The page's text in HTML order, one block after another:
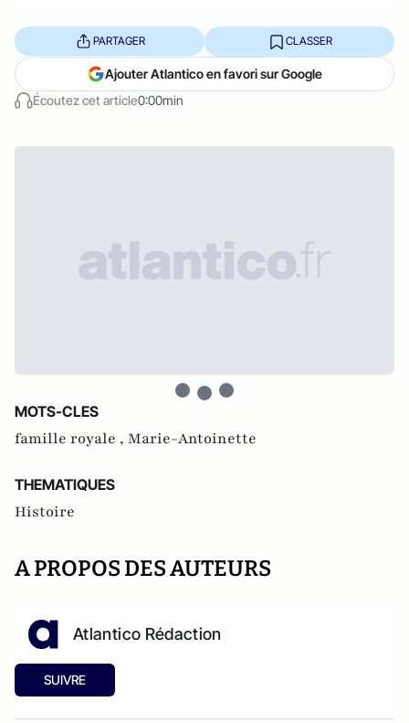
Écoutez cet article0:00min
PARTAGER CLASSER
Ajouter Atlantico en favori sur Google
MOTS-CLES
famille royale , Marie-Antoinette
THEMATIQUES
Histoire
A PROPOS DES AUTEURS
Atlantico Rédaction
SUIVRE